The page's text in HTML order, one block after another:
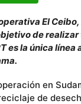
El
de
la única
en
de